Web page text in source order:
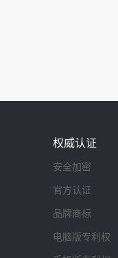
权威认证
安全加密
官方认证
品牌商标
电脑版专利权